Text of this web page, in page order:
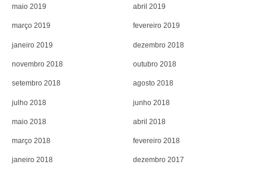
maio 2019 abril 2019
março 2019 fevereiro 2019
janeiro 2019 dezembro 2018
novembro 2018 outubro 2018
setembro 2018 agosto 2018
julho 2018 junho 2018
maio 2018 abril 2018
março 2018 fevereiro 2018
janeiro 2018 dezembro 2017